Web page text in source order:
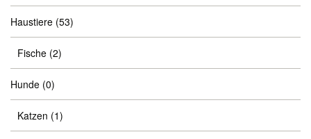
Haustiere (53)
Fische (2)
Hunde (0)
Katzen (1)